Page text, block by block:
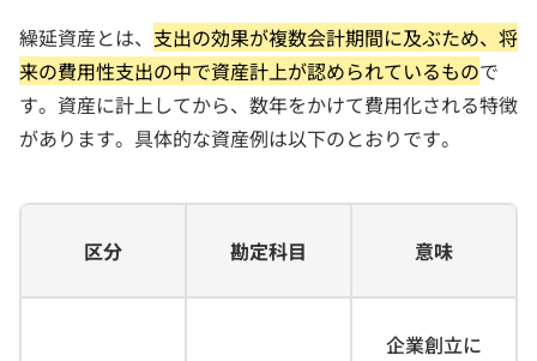
繰延資産とは、 支出の効果が複数会計期間に及ぶため、将
来の費用性支出の中で資産計上が認められているもので
す。資産に計上してから、数年をかけて費用化される特徴
があります。具体的な資産例は以下のとおりです。
区分 勘定科目 意味
企業創立に